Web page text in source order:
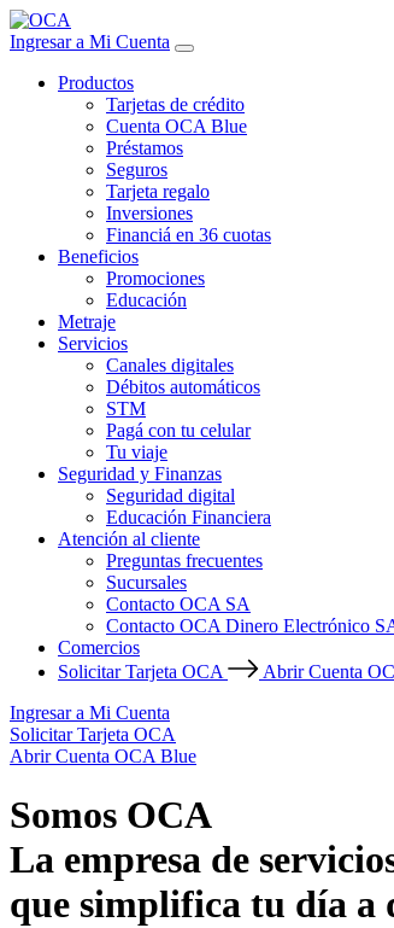
Ingresar a Mi Cuenta
Productos
Tarjetas de crédito
Cuenta OCA Blue
Préstamos
Seguros
Tarjeta regalo
Inversiones
Financiá en 36 cuotas
Beneficios
Promociones
Educación
Metraje
Servicios
Canales digitales
Débitos automáticos
STM
Pagá con tu celular
Tu viaje
Seguridad y Finanzas
Seguridad digital
Educación Financiera
Atención al cliente
Preguntas frecuentes
Sucursales
Contacto OCA SA
Contacto OCA Dinero Electrónico
Comercios
Solicitar Tarjeta OCA
Abrir Cuenta
Ingresar a Mi Cuenta
Solicitar Tarjeta OCA
Abrir Cuenta OCA Blue
Somos OCA
La empresa de
que simplifica tu día a